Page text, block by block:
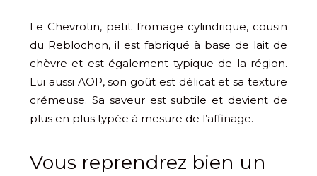
Le Chevrotin, petit fromage cylindrique, cousin
du Reblochon, il est fabriqué à base de lait de
chèvre et est également typique de la région.
Lui aussi AOP, son goût est délicat et sa texture
crémeuse. Sa saveur est subtile et devient de
plus en plus typée à mesure de l’affinage.
Vous reprendrez bien un